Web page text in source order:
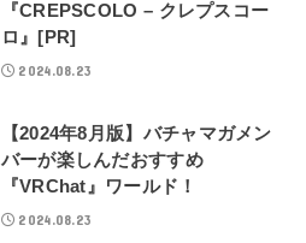
『CREPSCOLO – クレプスコー
ロ』[PR]
2024.08.23
【2024年8月版】バチャマガメン
バーが楽しんだおすすめ
『VRChat』ワールド！
2024.08.23